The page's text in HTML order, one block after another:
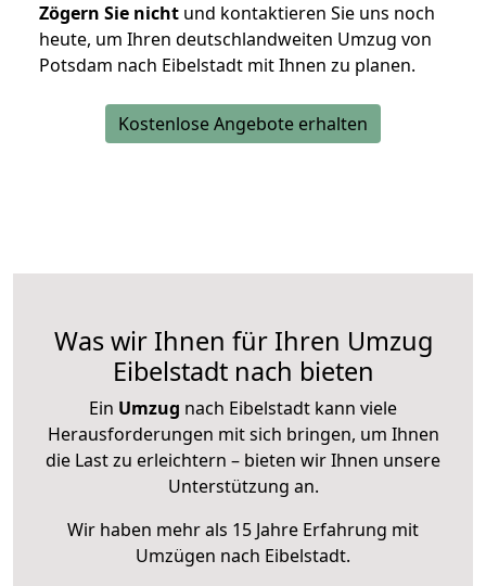
Zögern Sie nicht und kontaktieren Sie uns noch
heute, um Ihren deutschlandweiten Umzug von
Potsdam nach Eibelstadt mit Ihnen zu planen.
Kostenlose Angebote erhalten
Was wir Ihnen für Ihren Umzug
Eibelstadt nach bieten
Ein Umzug nach Eibelstadt kann viele
Herausforderungen mit sich bringen, um Ihnen
die Last zu erleichtern – bieten wir Ihnen unsere
Unterstützung an.
Wir haben mehr als 15 Jahre Erfahrung mit
Umzügen nach Eibelstadt.